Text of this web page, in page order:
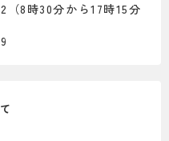
8時30分から17時15分